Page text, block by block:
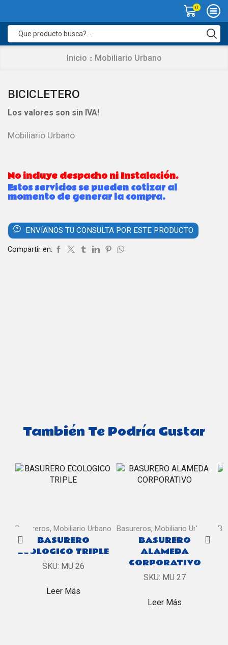
0
input
Inicio Mobiliario Urbano
BICICLETERO
Los valores son sin IVA!
Mobiliario Urbano
No incluye despacho ni Instalación.
Estos servicios se pueden cotizar al
momento de generar la compra.
ENVÍANOS TU CONSULTA POR ESTE PRODUCTO
Compartir en:
También Te Podría Gustar
Basureros, Mobiliario Urbano
BASURERO
ECOLOGICO TRIPLE
SKU: MU 26
Leer Más
Basureros, Mobiliario Urbano
BASURERO
ALAMEDA
CORPORATIVO
SKU: MU 27
Leer Más